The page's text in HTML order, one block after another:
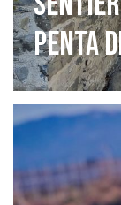
Penta